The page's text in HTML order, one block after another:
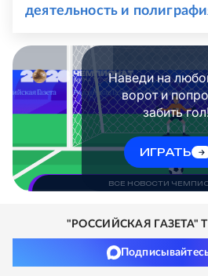
деятельность и
ВСЕ НОВОСТИ
Наведи на
ворот и
забить
ИГРАТЬ
"РОССИЙСКАЯ ГАЗЕТА"